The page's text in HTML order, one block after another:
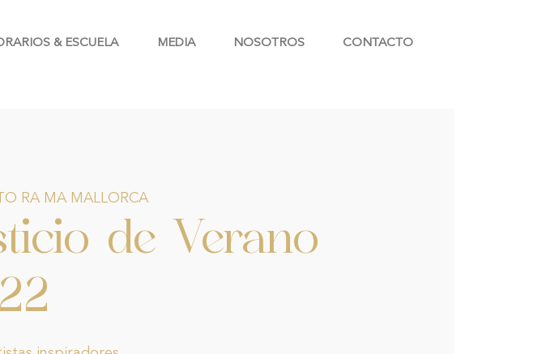
& ESCUELA MEDIA NOSOTROS CONTACTO
RA MA MALLORCA
de Verano